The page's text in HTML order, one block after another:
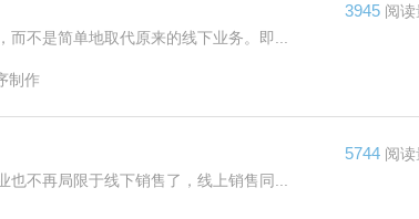
不是简单地取代原来的线下业务。即...
制作
3945 阅读
不再局限于线下销售了，线上销售同...
5744 阅读